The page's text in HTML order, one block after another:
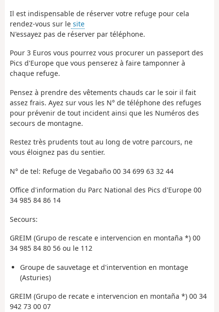
Il est indispensable de réserver votre refuge pour cela
rendez-vous sur le site
N'essayez pas de réserver par téléphone.
Pour 3 Euros vous pourrez vous procurer un passeport des
Pics d'Europe que vous penserez à faire tamponner à
chaque refuge.
Pensez à prendre des vêtements chauds car le soir il fait
assez frais. Ayez sur vous les N° de téléphone des refuges
pour prévenir de tout incident ainsi que les Numéros des
secours de montagne.
Restez très prudents tout au long de votre parcours, ne
vous éloignez pas du sentier.
N° de tel: Refuge de Vegabaño 00 34 699 63 32 44
Office d'information du Parc National des Pics d'Europe 00
34 985 84 86 14
Secours:
GREIM (Grupo de rescate e intervencion en montaña *) 00
34 985 84 80 56 ou le 112
Groupe de sauvetage et d'intervention en montage
(Asturies)
GREIM (Grupo de recate e intervencion en montaña *) 00 34
942 73 00 07